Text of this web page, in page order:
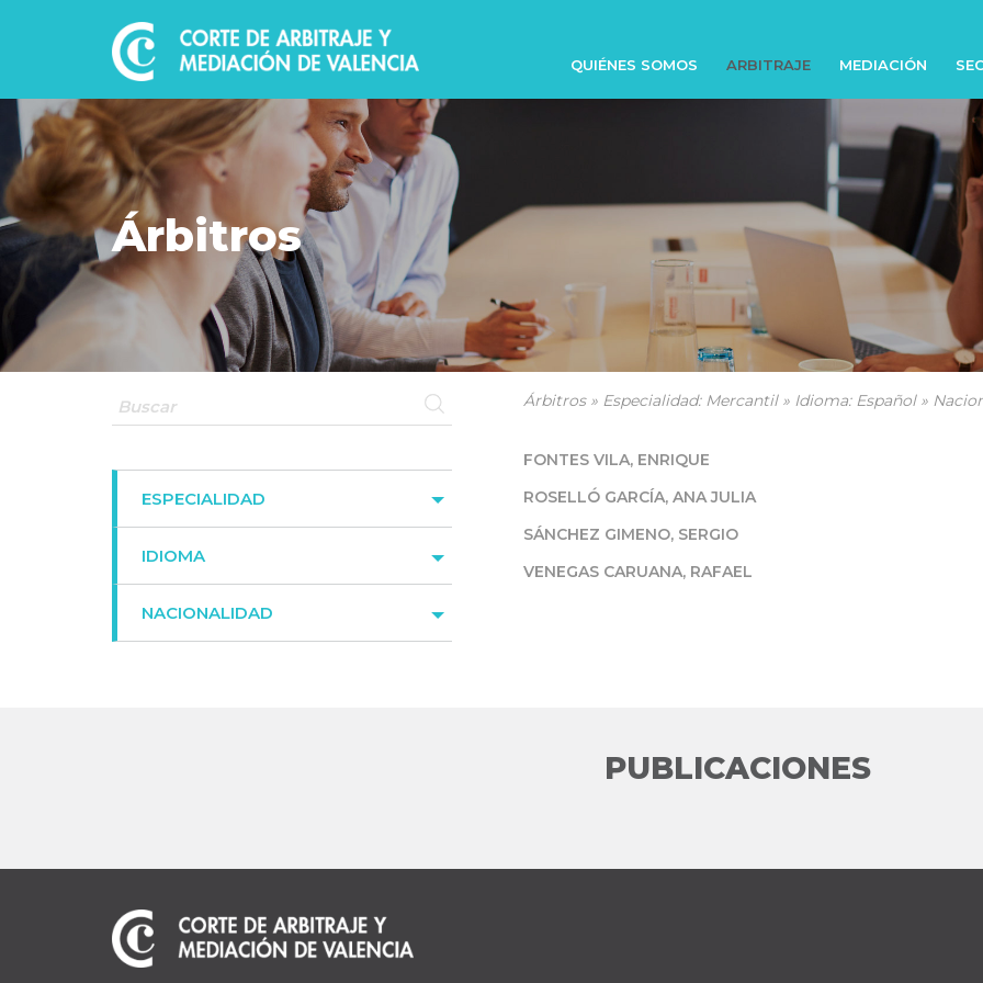
QUIÉNES SOMOS ARBITRAJE MEDIACIÓN
Árbitros
ESPECIALIDAD
IDIOMA
NACIONALIDAD
Árbitros » Especialidad: Mercantil » Idioma: Español »
FONTES VILA, ENRIQUE
ROSELLÓ GARCÍA, ANA JULIA
SÁNCHEZ GIMENO, SERGIO
VENEGAS CARUANA, RAFAEL
PUBLICACIONES